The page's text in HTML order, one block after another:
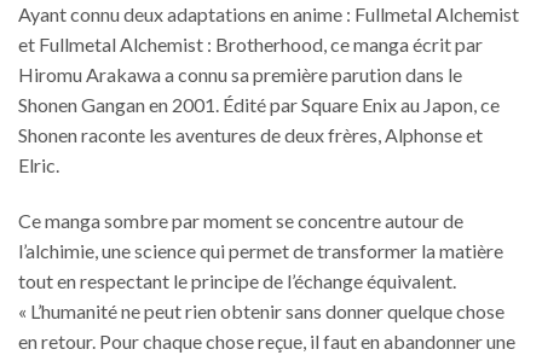
variations.
Les
options
peuvent
être
page
du
produit
variations.
Les
options
peuvent
être
page
du
produit
Ayant connu deux adaptations en anime : Fullmetal Alchemist
et Fullmetal Alchemist : Brotherhood, ce manga écrit par
Hiromu Arakawa a connu sa première parution dans le
Shonen Gangan en 2001. Édité par Square Enix au Japon, ce
Shonen raconte les aventures de deux frères, Alphonse et
Elric.
Ce manga sombre par moment se concentre autour de
l’alchimie, une science qui permet de transformer la matière
tout en respectant le principe de l’échange équivalent.
« L’humanité ne peut rien obtenir sans donner quelque chose
en retour. Pour chaque chose reçue, il faut en abandonner une